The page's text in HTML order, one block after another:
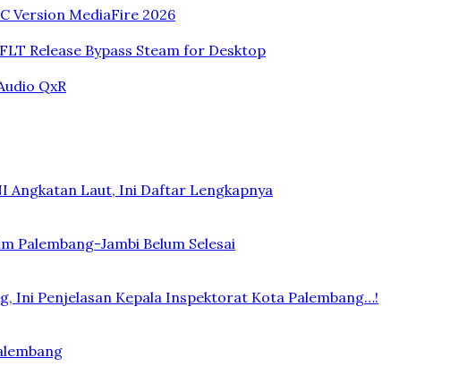
Version MediaFire 2026
Release Bypass Steam for Desktop
QxR
Angkatan Laut, Ini Daftar Lengkapnya
Palembang-Jambi Belum Selesai
Ini Penjelasan Kepala Inspektorat Kota Palembang…!